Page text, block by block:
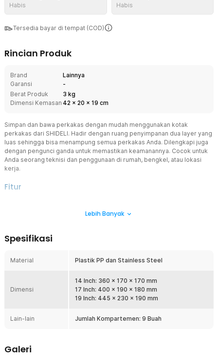
Habis Habis
Tersedia bayar di tempat (COD)
Rincian Produk
Brand
Lainnya
Garansi
-
Berat Produk
3 kg
Dimensi Kemasan 42 x 20 x 19 cm
Simpan dan bawa perkakas dengan mudah menggunakan kotak
perkakas dari SHIDELI. Hadir dengan ruang penyimpanan dua layer yang
luas sehingga bisa menampung semua perkakas Anda. Dilengkapi juga
dengan pengunci ganda untuk memastikan keamanannya. Cocok untuk
Anda seorang teknisi dan penggunaan di rumah, bengkel, atau lokasi
kerja.
Fitur
Pekerjaan pertukangan membutuhkan banyak peralatan. Dengan
ruang penyimpanan di bagian tutup. Dengan banyaknya ruang
perkakas Anda mulai dari obeng, baut, palu, tang, bor listrik, dan
Salah satu kelebihan dari kotak perkakas milik SHIDELI adalah
pengunci ganda yang terbuat dari stainless steel. Pengunci ganda
terlindungi dari akibat benturan yang tidak diinginkan.
memudahkan Anda untuk membawa kotak perkakas. Desain
Lebih Banyak
Spesifikasi
Material Plastik PP dan Stainless Steel
Dimensi
14 Inch: 360 x 170 x 170 mm
17 Inch: 400 x 190 x 180 mm
19 Inch: 445 x 230 x 190 mm
Lain-lain Jumlah Kompartemen: 9 Buah
Galeri